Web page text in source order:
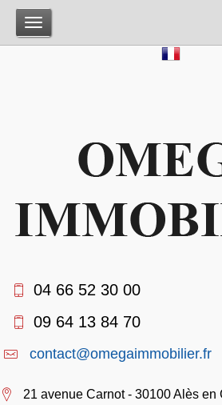
04 66 52 30 00
09 64 13 84 70
contact@omegaimmobilier.fr
21 avenue Carnot - 30100 Alès en